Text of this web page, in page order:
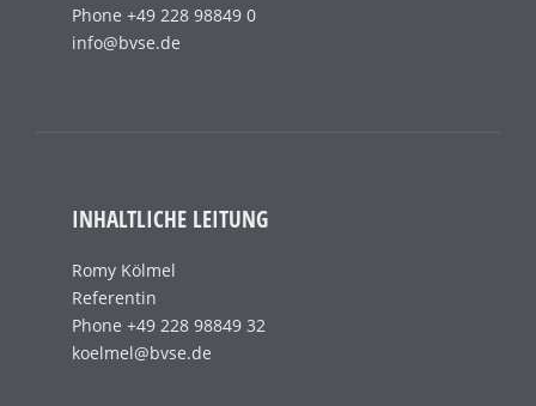
Phone +49 228 98849 0
info@bvse.de
INHALTLICHE LEITUNG
Romy Kölmel
Referentin
Phone +49 228 98849 32
koelmel@bvse.de